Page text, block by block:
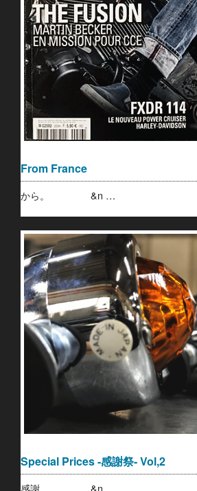
From France
から。 &n …
Special Prices -感謝祭- Vol,2
感謝。 &n …